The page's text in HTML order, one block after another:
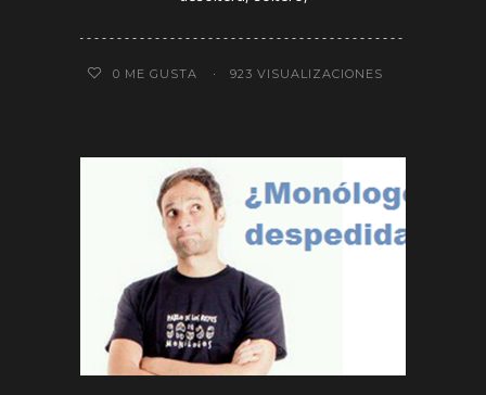
0 ME GUSTA 923 VISUALIZACIONES